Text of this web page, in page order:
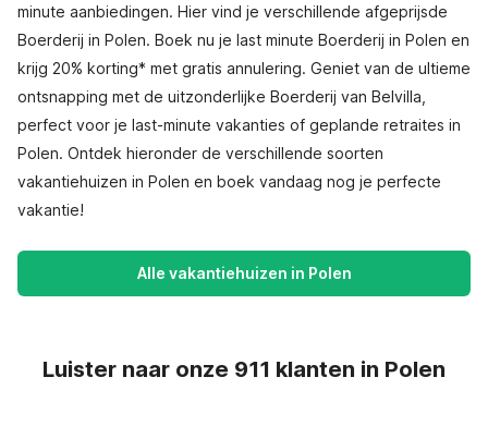
minute aanbiedingen. Hier vind je verschillende afgeprijsde
Boerderij in Polen. Boek nu je last minute Boerderij in Polen en
krijg 20% korting* met gratis annulering. Geniet van de ultieme
ontsnapping met de uitzonderlijke Boerderij van Belvilla,
perfect voor je last-minute vakanties of geplande retraites in
Polen. Ontdek hieronder de verschillende soorten
vakantiehuizen in Polen en boek vandaag nog je perfecte
vakantie!
Alle vakantiehuizen in Polen
Luister naar onze 911 klanten in Polen